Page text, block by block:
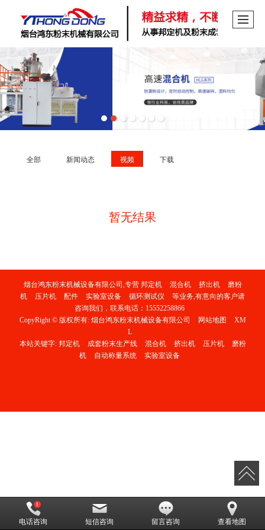
全部 新闻动态 视频 下载
暂无结果
烟台鸿东粉末机械设备有限公司,专营 邦定机 混合机 挤出机
磨粉
机
压片机 配件 实验室设备 循环测试仪
等业务,有意向的客户请
咨询我们，联系电话： 15552258866
CopyRight © 版权所有: 烟台鸿东粉末机械设备有限公司 网站地图
XM
L
本站关键字: 邦定机 成套粉末生产线 混合机 挤出机 压片机
磨粉
机
自动称量系统 实验室设备
电话咨询 短信咨询 留言咨询 查看地图